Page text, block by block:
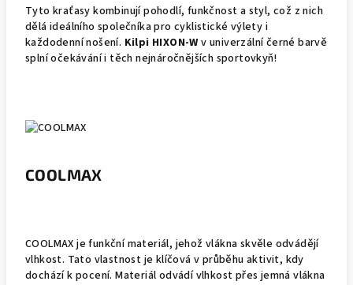
Tyto kraťasy kombinují pohodlí, funkčnost a styl, což z nich
dělá ideálního společníka pro cyklistické výlety i
každodenní nošení. Kilpi HIXON-Wv univerzální černé barvě
splní očekávání i těch nejnáročnějších sportovkyň!
COOLMAX
COOLMAX je funkční materiál, jehož vlákna skvěle odvádějí
vlhkost. Tato vlastnost je klíčová v průběhu aktivit, kdy
dochází k pocení. Materiál odvádí vlhkost přes jemná vlákna